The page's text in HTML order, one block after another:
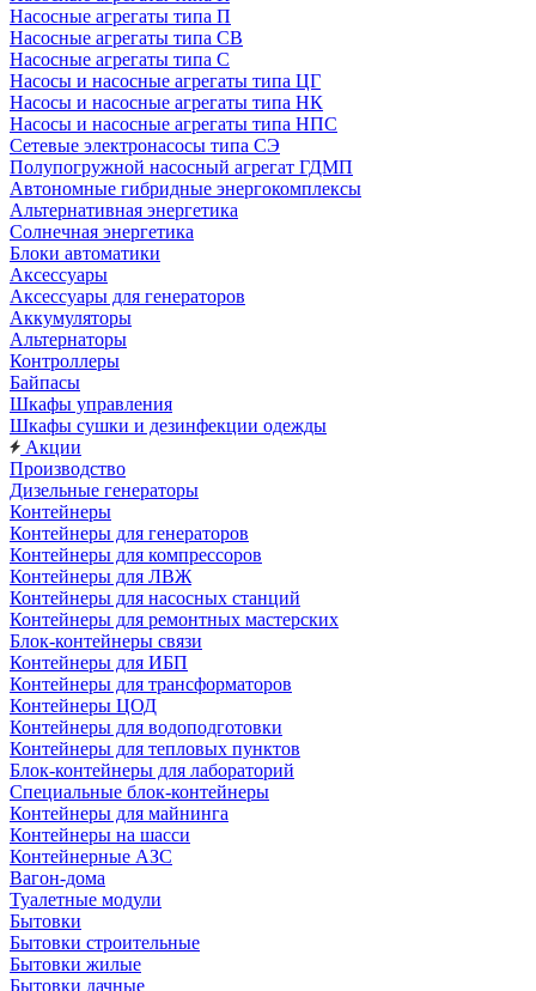
Насосные агрегаты типа П
Насосные агрегаты типа СВ
Насосные агрегаты типа С
Насосы и насосные агрегаты типа ЦГ
Насосы и насосные агрегаты типа НК
Насосы и насосные агрегаты типа НПС
Сетевые электронасосы типа СЭ
Полупогружной насосный агрегат ГДМП
Автономные гибридные энергокомплексы
Альтернативная энергетика
Солнечная энергетика
Блоки автоматики
Аксессуары
Аксессуары для генераторов
Аккумуляторы
Альтернаторы
Контроллеры
Байпасы
Шкафы управления
Шкафы сушки и дезинфекции одежды
Акции
Производство
Дизельные генераторы
Контейнеры
Контейнеры для генераторов
Контейнеры для компрессоров
Контейнеры для ЛВЖ
Контейнеры для насосных станций
Контейнеры для ремонтных мастерских
Блок-контейнеры связи
Контейнеры для ИБП
Контейнеры для трансформаторов
Контейнеры ЦОД
Контейнеры для водоподготовки
Контейнеры для тепловых пунктов
Блок-контейнеры для лабораторий
Специальные блок-контейнеры
Контейнеры для майнинга
Контейнеры на шасси
Контейнерные АЗС
Вагон-дома
Туалетные модули
Бытовки
Бытовки строительные
Бытовки жилые
Бытовки дачные